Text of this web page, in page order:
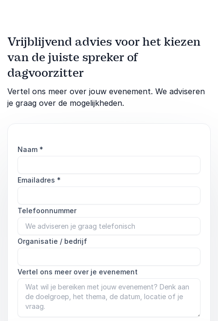
Vrijblijvend advies voor het kiezen
van de juiste spreker of
dagvoorzitter
Vertel ons meer over jouw evenement. We adviseren
je graag over de mogelijkheden.
Naam *
Emailadres *
Telefoonnummer
Organisatie / bedrijf
Vertel ons meer over je evenement